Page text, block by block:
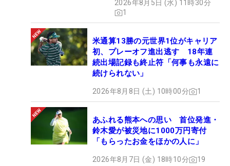
2026年8月5日 (水) 11時30分
1
米通算13勝の元世界1位がキャリア
初、プレーオフ進出逃す 18年連
続出場記録も終止符「何事も永遠に
続けられない」
2026年8月8日 (土) 10時00分 1
あふれる熊本への思い 首位発進・
鈴木愛が被災地に1000万円寄付
「もらったお金をほかの人に」
2026年8月7日 (金) 18時10分 19